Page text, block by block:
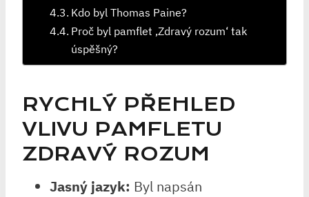
Kdo byl Thomas Paine?
Proč byl pamflet ‚Zdravý rozum‘ tak
úspěšný?
RYCHLÝ PŘEHLED
VLIVU PAMFLETU
ZDRAVÝ ROZUM
Jasný jazyk: Byl napsán